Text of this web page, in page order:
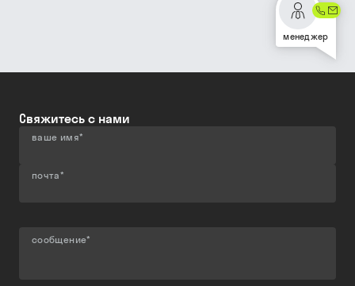
менеджер
Свяжитесь с нами
ваше имя*
почта*
сообщение*